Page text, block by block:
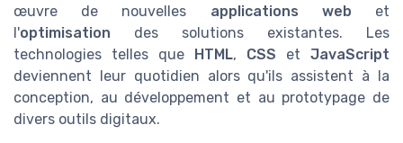
œuvre de nouvelles applications web et
l'optimisation des solutions existantes. Les
technologies telles que
HTML, CSS et JavaScript
deviennent leur quotidien alors qu'ils assistent à la
conception, au développement et au prototypage de
divers outils digitaux.